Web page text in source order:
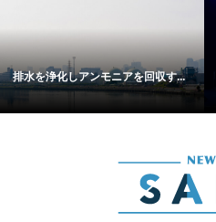
排水を浄化しアンモニアを回収す...